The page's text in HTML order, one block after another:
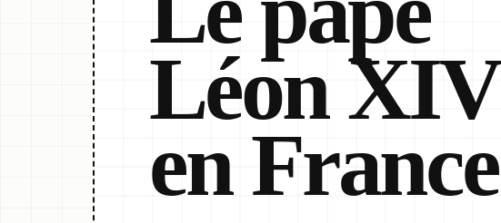
Léon XIV
en France